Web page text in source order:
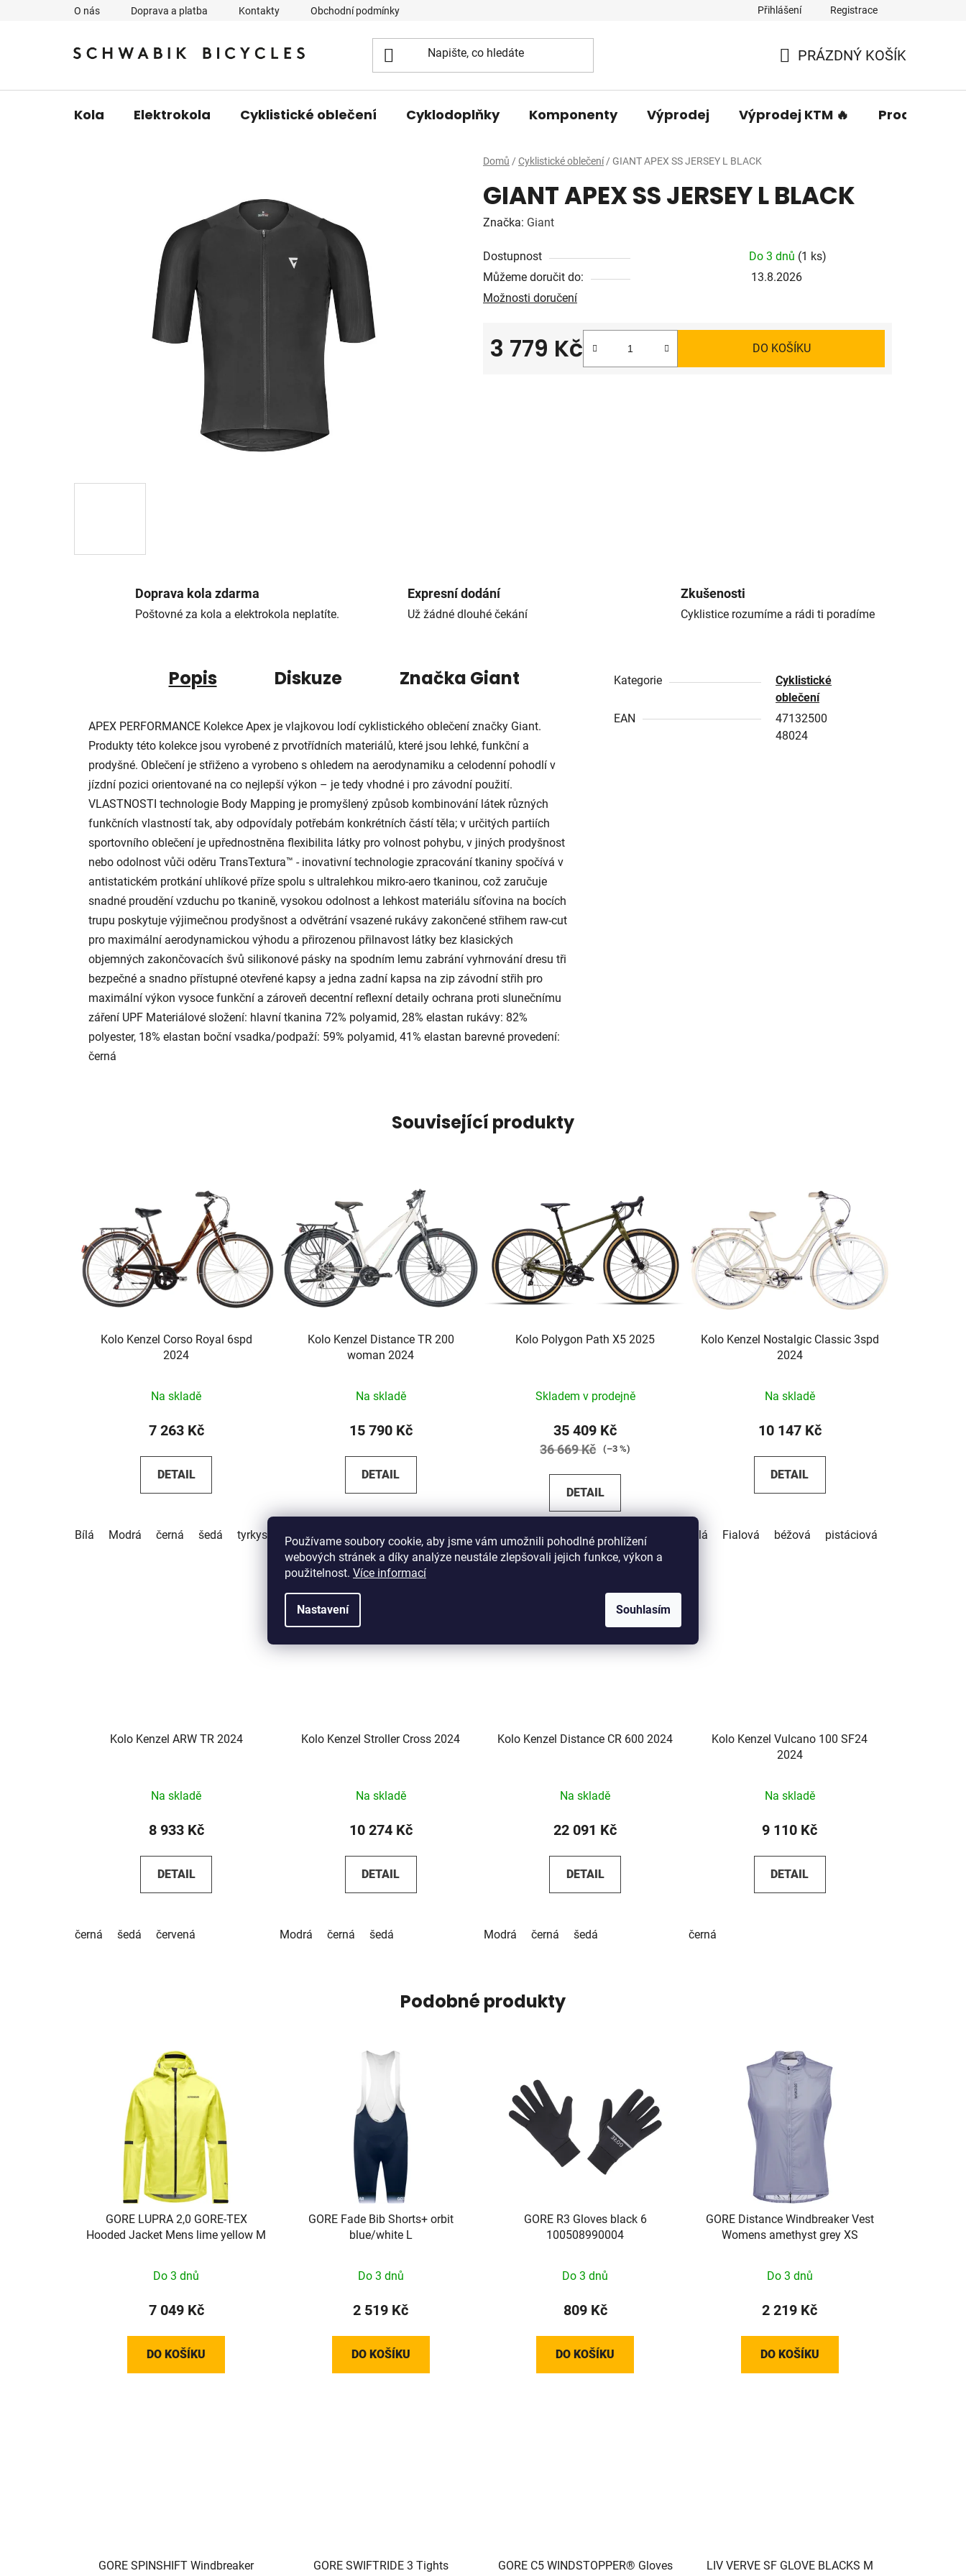
Používame soubory cookie, aby jsme vám umožnili pohodlné prohlížení
webových stránek a díky analýze neustále zlepšovali jejich funkce, výkon a
použitelnost. Více informací
Nastavení Souhlasím
O nás Doprava a platba Kontakty Obchodní podmínky Přihlášení Registrace
KOŠÍK
PRÁZDNÝ KOŠÍK
Kola Elektrokola Cyklistické oblečení Cyklodoplňky Komponenty Výprodej Výprodej KTM 🔥 Prodávané
Domů / Cyklistické oblečení / GIANT APEX SS JERSEY L BLACK
GIANT APEX SS JERSEY L BLACK
Značka: Giant
Dostupnost Do 3 dnů (1 ks)
Můžeme doručit do:
13.8.2026
Možnosti doručení
3 779 Kč DO KOŠÍKU
Doprava kola zdarma
Poštovné za kola a elektrokola neplatíte.
Expresní dodání
Už žádné dlouhé čekání
Zkušenosti
Cyklistice rozumíme a rádi ti poradíme
Popis Diskuze Značka Giant
APEX PERFORMANCE Kolekce Apex je vlajkovou lodí cyklistického oblečení značky Giant.
Produkty této kolekce jsou vyrobené z prvotřídních materiálů, které jsou lehké, funkční a
prodyšné. Oblečení je střiženo a vyrobeno s ohledem na aerodynamiku a celodenní pohodlí v
jízdní pozici orientované na co nejlepší výkon – je tedy vhodné i pro závodní použití.
VLASTNOSTI technologie Body Mapping je promyšlený způsob kombinování látek různých
funkčních vlastností tak, aby odpovídaly potřebám konkrétních částí těla; v určitých partiích
sportovního oblečení je upřednostněna flexibilita látky pro volnost pohybu, v jiných prodyšnost
nebo odolnost vůči oděru TransTextura™ - inovativní technologie zpracování tkaniny spočívá v
antistatickém protkání uhlíkové příze spolu s ultralehkou mikro-aero tkaninou, což zaručuje
snadné proudění vzduchu po tkanině, vysokou odolnost a lehkost materiálu síťovina na bocích
trupu poskytuje výjimečnou prodyšnost a odvětrání vsazené rukávy zakončené střihem raw-cut
pro maximální aerodynamickou výhodu a přirozenou přilnavost látky bez klasických
objemných zakončovacích švů silikonové pásky na spodním lemu zabrání vyhrnování dresu tři
bezpečné a snadno přístupné otevřené kapsy a jedna zadní kapsa na zip závodní střih pro
maximální výkon vysoce funkční a zároveň decentní reflexní detaily ochrana proti slunečnímu
záření UPF Materiálové složení: hlavní tkanina 72% polyamid, 28% elastan rukávy: 82%
polyester, 18% elastan boční vsadka/podpaží: 59% polyamid, 41% elastan barevné provedení:
černá
Kategorie
Cyklistické
oblečení
EAN
47132500
48024
Související produkty
Kolo Kenzel Corso Royal 6spd
2024
Na skladě
7 263 Kč
DETAIL
Bílá Modrá černá šedá tyrkysová béžová pistáciová červená hnědá
Kolo Kenzel Distance TR 200
woman 2024
Na skladě
15 790 Kč
DETAIL
černá tyrkysová
Kolo Polygon Path X5 2025
Skladem v prodejně
35 409 Kč
36 669 Kč (–3 %)
DETAIL
Zelená
Kolo Kenzel Nostalgic Classic 3spd
2024
Na skladě
10 147 Kč
DETAIL
Bílá Fialová béžová pistáciová
Kolo Kenzel ARW TR 2024
Na skladě
8 933 Kč
DETAIL
černá šedá červená
Kolo Kenzel Stroller Cross 2024
Na skladě
10 274 Kč
DETAIL
Modrá černá šedá
Kolo Kenzel Distance CR 600 2024
Na skladě
22 091 Kč
DETAIL
Modrá černá šedá
Kolo Kenzel Vulcano 100 SF24
2024
Na skladě
9 110 Kč
DETAIL
černá
Podobné produkty
GORE LUPRA 2,0 GORE-TEX
Hooded Jacket Mens lime yellow M
Do 3 dnů
7 049 Kč
DO KOŠÍKU
GORE Fade Bib Shorts+ orbit
blue/white L
Do 3 dnů
2 519 Kč
DO KOŠÍKU
GORE R3 Gloves black 6
100508990004
Do 3 dnů
809 Kč
DO KOŠÍKU
GORE Distance Windbreaker Vest
Womens amethyst grey XS
Do 3 dnů
2 219 Kč
DO KOŠÍKU
GORE SPINSHIFT Windbreaker
GORE SWIFTRIDE 3 Tights
GORE C5 WINDSTOPPER® Gloves
LIV VERVE SF GLOVE BLACKS M